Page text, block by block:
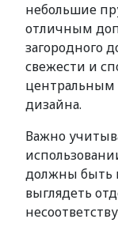
небольшие
отличным
загородного
свежести и
центральным
дизайна.
Важно
должны быть
выглядеть